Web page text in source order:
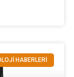
HABERLERİ